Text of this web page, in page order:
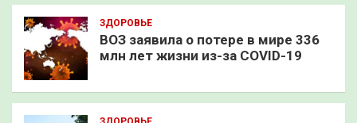
ЗДОРОВЬЕ
ВОЗ заявила о потере в мире 336
млн лет жизни из-за COVID-19